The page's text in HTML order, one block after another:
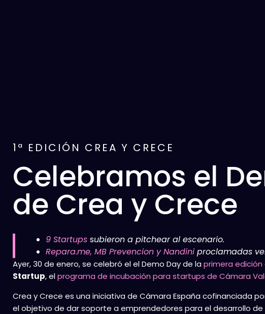
1ª EDICIÓN CREA Y CRECE
Celebramos el
de Crea y Crece
9 Startups subieron a pitchear al escenario.
Repara.me, MB Prevencion y Nandini proclamadas
Ayer, 30 de enero, se celebró el el Demo Day de la primera edición
Startup, elprograma de incubación para startups de Cámara
Crea y Crece es una iniciativa de Cámara España cofinanciada
el objetivo de dar soporte a emprendedores para el desarrollo